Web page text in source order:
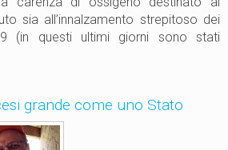
sia all’innalzamento strepitoso dei
(in questi ultimi giorni sono stati
grande come uno Stato